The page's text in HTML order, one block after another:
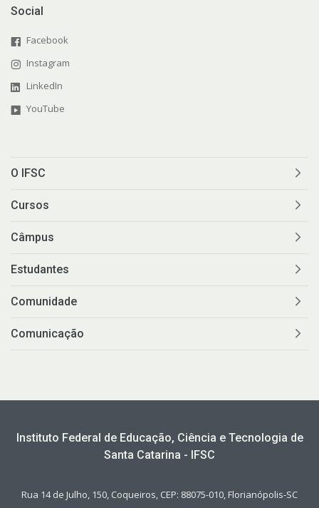
Social
Facebook
Instagram
LinkedIn
YouTube
O IFSC
Cursos
Câmpus
Estudantes
Comunidade
Comunicação
Instituto Federal de Educação, Ciência e Tecnologia de
Santa Catarina - IFSC
Rua 14 de Julho, 150, Coqueiros, CEP: 88075-010, Florianópolis-SC